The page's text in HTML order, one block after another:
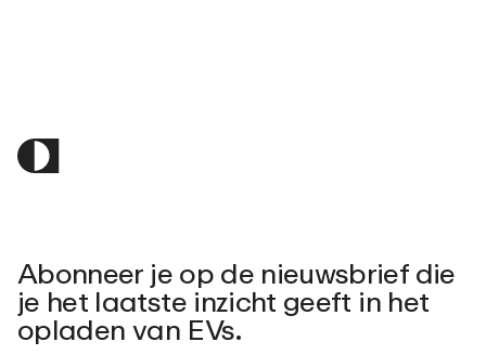
Abonneer je op de nieuwsbrief die
je het laatste inzicht geeft in het
opladen van EVs.